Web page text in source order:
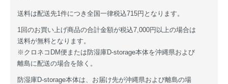
送料は配送先1件につき全国一律税込715円となります。
1回のお買い上げ商品の合計金額が税込7,000円以上の場合は
送料が無料となります。
※クロネコDM便または防湿庫D-storage本体を沖縄県および
離島に配送の場合を除く。
防湿庫D-storage本体は、お届け先が沖縄県および離島の場